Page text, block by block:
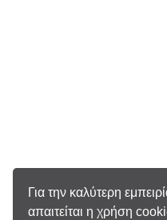
Για την καλύτερη
απαιτείται η χρήση